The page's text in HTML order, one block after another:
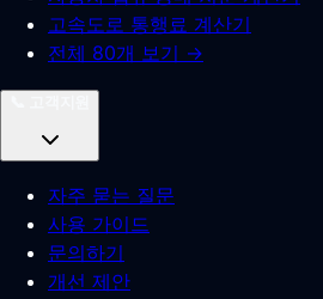
고속도로 통행료 계산기
전체 80개 보기 →
자주 묻는 질문
사용 가이드
문의하기
개선 제안